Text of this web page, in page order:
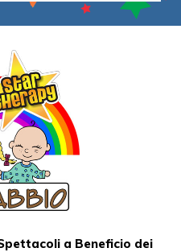
a Beneficio dei